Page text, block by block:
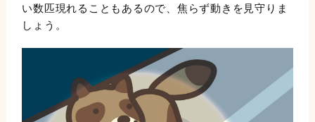
い数匹現れることもあるので、焦らず動きを見守りま
しょう。